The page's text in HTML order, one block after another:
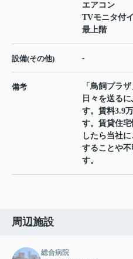
エアコン
TVモニタ付
最上階
設備(その他) -
備考
「鳥飼プラ
日々を送る
す。賃料3.9
す。賃貸住
したら当社
することや
す。
周辺施設
総合病院